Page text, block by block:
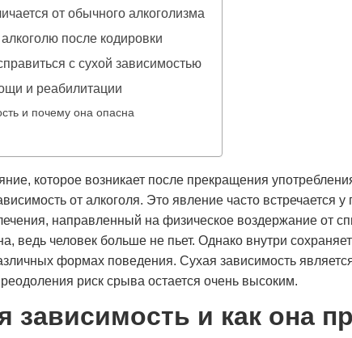
от обычного алкоголизма
после кодировки
с сухой зависимостью
и реабилитации
и почему она опасна
которое возникает после прекращения
от алкоголя. Это явление часто встречается
направленный на физическое воздержание от
ведь человек больше не пьет. Однако внутри
формах поведения. Сухая зависимость
риск срыва остается очень высоким.
зависимость и как она